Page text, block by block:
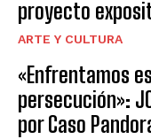
proyecto
ARTE Y CULTURA
«Enfrentamos
persecución»:
por Caso Pandora